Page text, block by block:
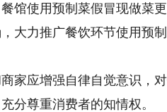
馆使用预制菜假冒现做菜
力推广餐饮环节使用预
应增强自律自觉意识，对
分尊重消费者的知情权。